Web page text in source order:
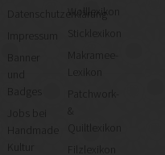
Datenschutzerklärung
Kultur
Wolllexikon
Sticklexikon
Makramee-
Lexikon
Patchwork-
&
Quiltlexikon